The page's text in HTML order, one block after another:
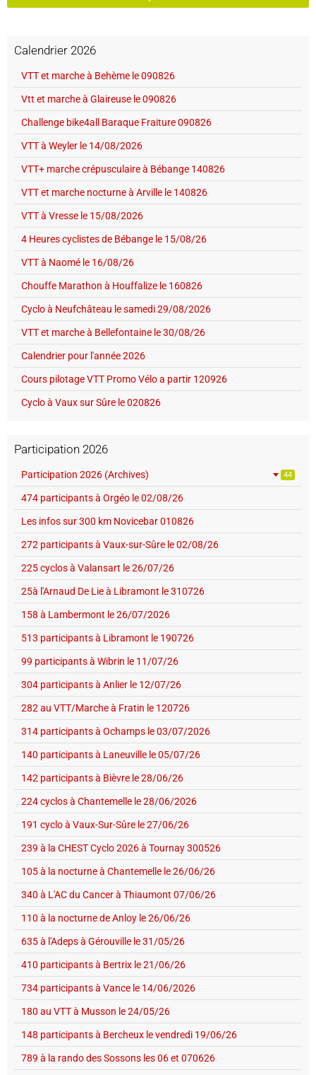
Calendrier 2026
VTT et marche à Behème le 090826
Vtt et marche à Glaireuse le 090826
Challenge bike4all Baraque Fraiture 090826
VTT à Weyler le 14/08/2026
VTT+ marche crépusculaire à Bébange 140826
VTT et marche nocturne à Arville le 140826
VTT à Vresse le 15/08/2026
4 Heures cyclistes de Bébange le 15/08/26
VTT à Naomé le 16/08/26
Chouffe Marathon à Houffalize le 160826
Cyclo à Neufchâteau le samedi 29/08/2026
VTT et marche à Bellefontaine le 30/08/26
Calendrier pour l'année 2026
Cours pilotage VTT Promo Vélo a partir 120926
Cyclo à Vaux sur Sûre le 020826
Participation 2026
Participation 2026 (Archives) 44
474 participants à Orgéo le 02/08/26
Les infos sur 300 km Novicebar 010826
272 participants à Vaux-sur-Sûre le 02/08/26
225 cyclos à Valansart le 26/07/26
25à l'Arnaud De Lie à Libramont le 310726
158 à Lambermont le 26/07/2026
513 participants à Libramont le 190726
99 participants à Wibrin le 11/07/26
304 participants à Anlier le 12/07/26
282 au VTT/Marche à Fratin le 120726
314 participants à Ochamps le 03/07/2026
140 participants à Laneuville le 05/07/26
142 participants à Bièvre le 28/06/26
224 cyclos à Chantemelle le 28/06/2026
191 cyclo à Vaux-Sur-Sûre le 27/06/26
239 à la CHEST Cyclo 2026 à Tournay 300526
105 à la nocturne à Chantemelle le 26/06/26
340 à L'AC du Cancer à Thiaumont 07/06/26
110 à la nocturne de Anloy le 26/06/26
635 à l'Adeps à Gérouville le 31/05/26
410 participants à Bertrix le 21/06/26
734 participants à Vance le 14/06/2026
180 au VTT à Musson le 24/05/26
148 participants à Bercheux le vendredi 19/06/26
789 à la rando des Sossons les 06 et 070626